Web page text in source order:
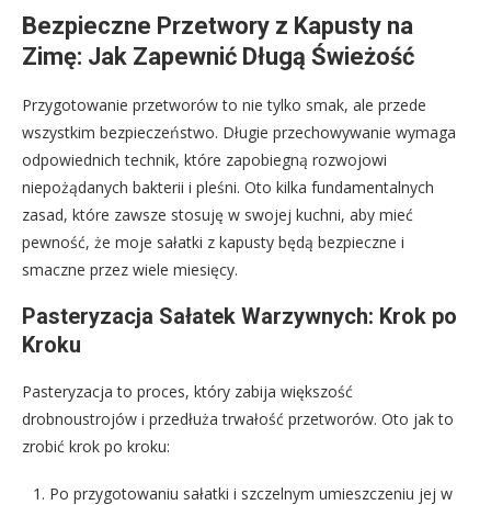
Bezpieczne Przetwory z Kapusty na
Zimę: Jak Zapewnić Długą Świeżość
Przygotowanie przetworów to nie tylko smak, ale przede
wszystkim bezpieczeństwo. Długie przechowywanie wymaga
odpowiednich technik, które zapobiegną rozwojowi
niepożądanych bakterii i pleśni. Oto kilka fundamentalnych
zasad, które zawsze stosuję w swojej kuchni, aby mieć
pewność, że moje sałatki z kapusty będą bezpieczne i
smaczne przez wiele miesięcy.
Pasteryzacja Sałatek Warzywnych: Krok po
Kroku
Pasteryzacja to proces, który zabija większość
drobnoustrojów i przedłuża trwałość przetworów. Oto jak to
zrobić krok po kroku:
Po przygotowaniu sałatki i szczelnym umieszczeniu jej w